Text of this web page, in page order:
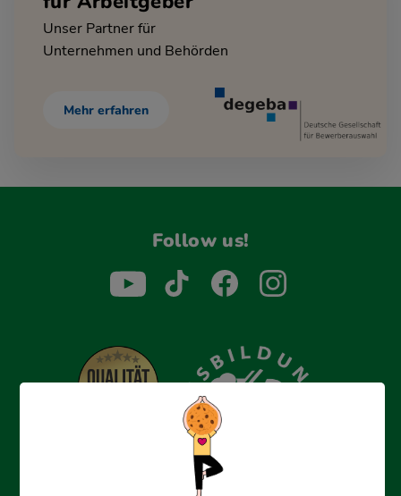
Unser Partner für
Unternehmen und Behörden
Mehr erfahren
Follow us!
Erfolgreich bewerben mit Ausbildungspark: Wir